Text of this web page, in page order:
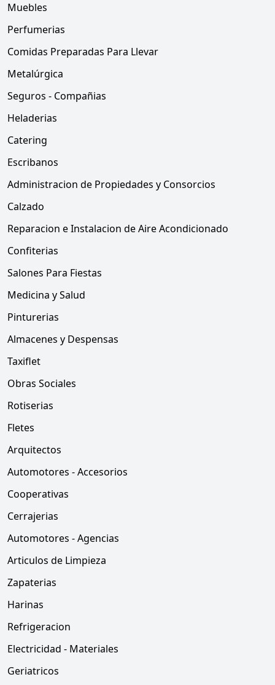
Muebles
Perfumerias
Comidas Preparadas Para Llevar
Metalúrgica
Seguros - Compañias
Heladerias
Catering
Escribanos
Administracion de Propiedades y Consorcios
Calzado
Reparacion e Instalacion de Aire Acondicionado
Confiterias
Salones Para Fiestas
Medicina y Salud
Pinturerias
Almacenes y Despensas
Taxiflet
Obras Sociales
Rotiserias
Fletes
Arquitectos
Automotores - Accesorios
Cooperativas
Cerrajerias
Automotores - Agencias
Articulos de Limpieza
Zapaterias
Harinas
Refrigeracion
Electricidad - Materiales
Geriatricos